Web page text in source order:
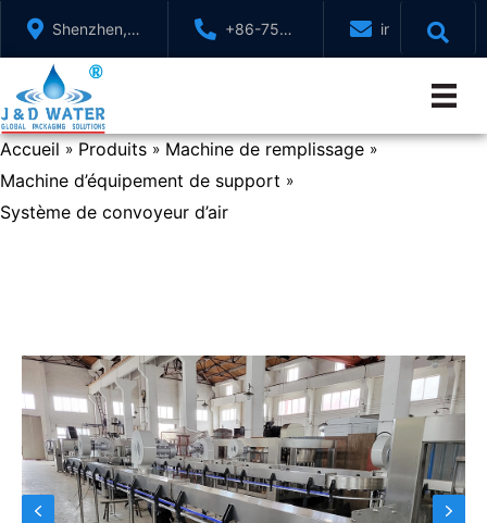
contenu
Shenzhen,
GuangDong,
Chine
+86-755-
88321071
Accueil » Produits » Machine de remplissage »
Machine d’équipement de support »
Système de convoyeur d’air